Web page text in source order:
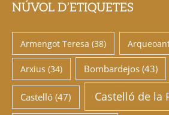
NÚVOL D’ETIQUETES
Armengot Teresa (38)
Arxius (34) Bombardejos(43)
Castelló (47) Castelló de la